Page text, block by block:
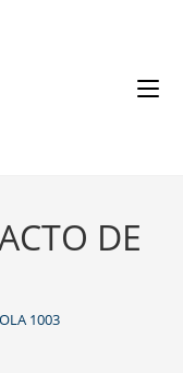
DE
1003